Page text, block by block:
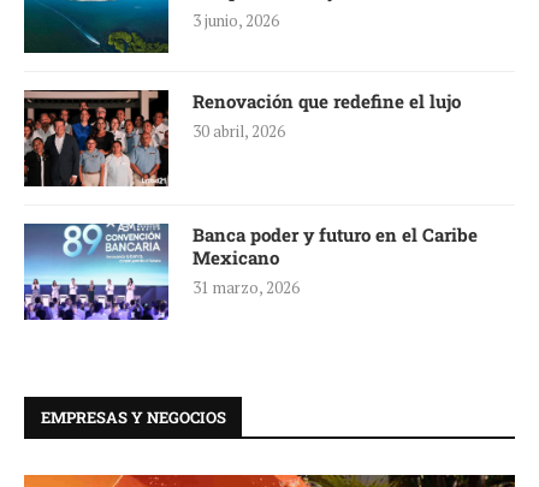
3 junio, 2026
Renovación que redefine el lujo
30 abril, 2026
Banca poder y futuro en el Caribe
Mexicano
31 marzo, 2026
EMPRESAS Y NEGOCIOS